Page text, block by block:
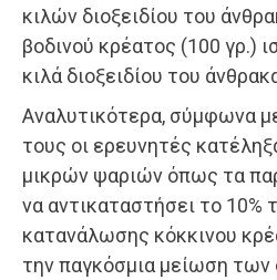
κιλών διοξειδίου του
βοδινού κρέατος (100 γρ.)
κιλά διοξειδίου του
Αναλυτικότερα, σύμφωνα
τους οι ερευνητές
μικρών ψαριών όπως τα
να αντικαταστήσει το 10%
κατανάλωσης κόκκινου
την παγκόσμια μείωση